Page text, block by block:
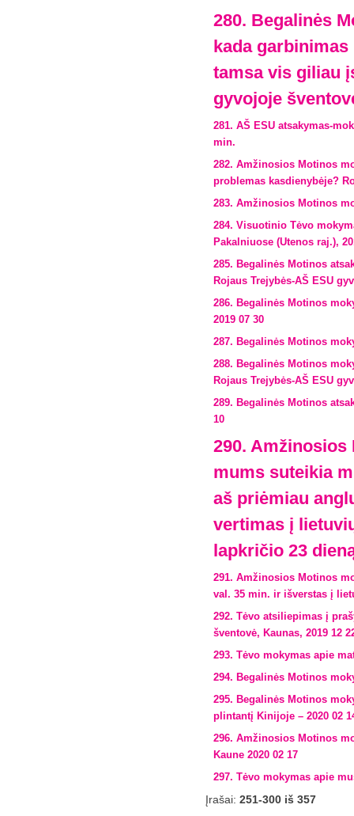
280. Begalinės
kada
tamsa vis giliau
gyvojoje
281. AŠ ESU atsakymas-
min.
282. Amžinosios Motinos
problemas kasdienybėje?
283. Amžinosios Motinos
284. Visuotinio Tėvo
Pakalniuose (Utenos raj.),
285. Begalinės Motinos
Rojaus Trejybės-AŠ ESU
286. Begalinės Motinos
2019 07 30
287. Begalinės Motinos
288. Begalinės Motinos
Rojaus Trejybės-AŠ ESU
289. Begalinės Motinos
10
290.
mums suteikia
aš priėmiau
vertimas į
lapkričio 23
291. Amžinosios Motinos
val. 35 min. ir išverstas į
292. Tėvo atsiliepimas į
šventovė, Kaunas, 2019 12
293. Tėvo mokymas apie
294. Begalinės Motinos
295. Begalinės Motinos
plintantį Kinijoje – 2020 02
296. Amžinosios Motinos
Kaune 2020 02 17
297. Tėvo mokymas apie
Įrašai: 251-300 iš 357